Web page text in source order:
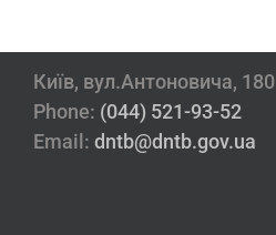
Київ, вул.Антоновича, 180
Phone: (044) 521-93-52
Email: dntb@dntb.gov.ua